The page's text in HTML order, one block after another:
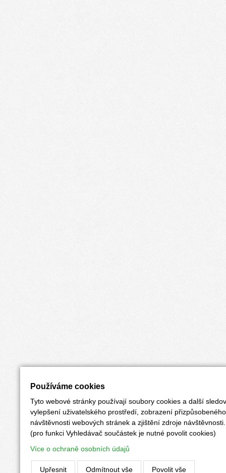
Používáme cookies
Tyto webové stránky používají soubory cookies a další
vylepšení uživatelského prostředí, zobrazení
návštěvnosti webových stránek a zjištění zdroje návštěvnosti.
(pro funkci Vyhledávač součástek je nutné povolit cookies)
Více o ochraně osobních údajů
Upřesnit Odmítnout vše Povolit vše